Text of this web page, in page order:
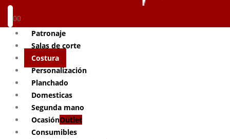
00
Patronaje
Salas de corte
Costura
Personalización
Planchado
Domesticas
Segunda mano
OcasiónOutlet
Consumibles